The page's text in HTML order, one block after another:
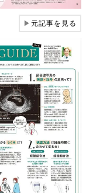
▶元記事を見る